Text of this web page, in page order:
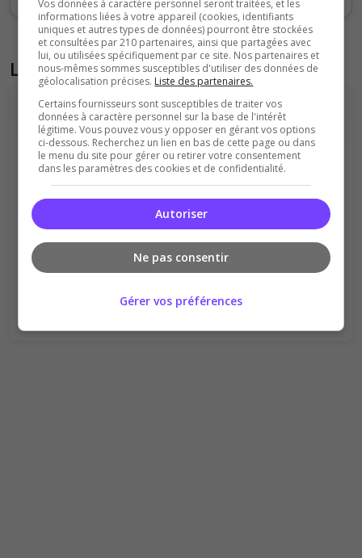
Liste des avis du serveur
Il n'y a pas encore d'avis sur ce serveur.
Staff du serveur
Ambiance
Disponibilité
Vos données à caractère personnel seront traitées, et les
informations liées à votre appareil (cookies, identifiants
uniques et autres types de données) pourront être stockées
et consultées par 210 partenaires, ainsi que partagées avec
lui, ou utilisées spécifiquement par ce site. Nos partenaires et
nous-mêmes sommes susceptibles d'utiliser des données de
géolocalisation précises. Liste des partenaires.
Certains fournisseurs sont susceptibles de traiter vos
données à caractère personnel sur la base de l'intérêt
légitime. Vous pouvez vous y opposer en gérant vos options
ci-dessous. Recherchez un lien en bas de cette page ou dans
le menu du site pour gérer ou retirer votre consentement
dans les paramètres des cookies et de confidentialité.
Autoriser
Ne pas consentir
Gérer vos préférences